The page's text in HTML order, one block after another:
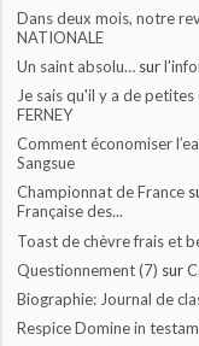
Dans deux mois, notre
NATIONALE
Un saint absolu… sur
Je sais qu'il y a de
FERNEY
Comment économiser
Sangsue
Championnat de France
Française des...
Toast de chèvre frais et
Questionnement (7) sur
Biographie: Journal de
Respice Domine in